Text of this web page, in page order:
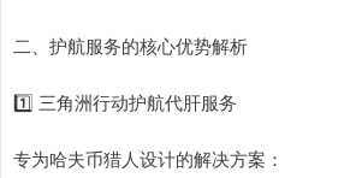
二、护航服务的核心优势解析
1️⃣ 三角洲行动护航代肝服务
专为哈夫币猎人设计的解决方案：